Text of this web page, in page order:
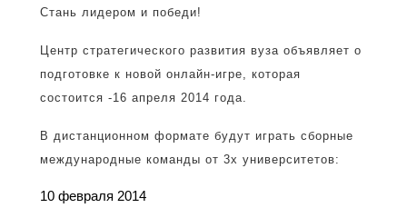
Стань лидером и победи!
Центр стратегического развития вуза объявляет о
подготовке к новой онлайн-игре, которая
состоится -16 апреля 2014 года.
В дистанционном формате будут играть сборные
международные команды от 3х университетов:
10 февраля 2014